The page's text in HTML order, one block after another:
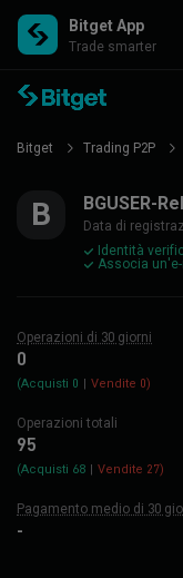
Bitget App
Trade smarter
Utente
Bitget Trading P2P
B BGUSER-
Data di
Identità
Associa un'e-
Operazioni di 30 giorni
0
(Acquisti 0 | Vendite 0)
Operazioni totali
95
(Acquisti 68 | Vendite 27)
Pagamento medio di 30
-